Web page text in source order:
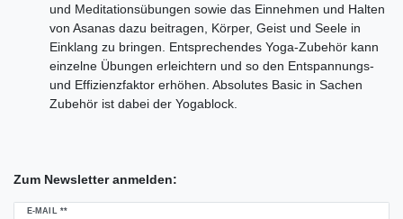
und Meditationsübungen sowie das Einnehmen und Halten
von Asanas dazu beitragen, Körper, Geist und Seele in
Einklang zu bringen. Entsprechendes Yoga-Zubehör kann
einzelne Übungen erleichtern und so den Entspannungs-
und Effizienzfaktor erhöhen. Absolutes Basic in Sachen
Zubehör ist dabei der Yogablock.
Zum Newsletter anmelden:
E-MAIL **
Newsletter